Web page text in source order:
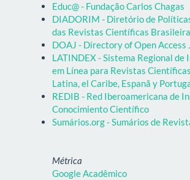
Educ@ - Fundação Carlos Chagas
DIADORIM - Diretório de
das Revistas Científicas
DOAJ - Directory of Open Access
LATINDEX - Sistema Regional de
em Línea para Revistas
Latina, el Caribe, Espanã y
REDIB - Red Iberoamericana de
Conocimiento Científico
Sumários.org - Sumários de
Métrica
Google Acadêmico